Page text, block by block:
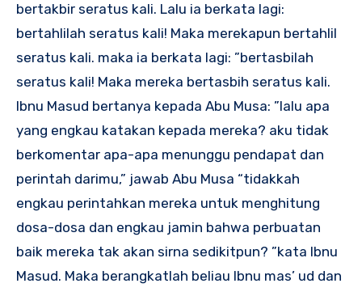
bertakbir seratus kali. Lalu ia berkata lagi:
bertahlilah seratus kali! Maka merekapun bertahlil
seratus kali. maka ia berkata lagi: ”bertasbilah
seratus kali! Maka mereka bertasbih seratus kali.
Ibnu Masud bertanya kepada Abu Musa: ”lalu apa
yang engkau katakan kepada mereka? aku tidak
berkomentar apa-apa menunggu pendapat dan
perintah darimu,” jawab Abu Musa “tidakkah
engkau perintahkan mereka untuk menghitung
dosa-dosa dan engkau jamin bahwa perbuatan
baik mereka tak akan sirna sedikitpun? ”kata Ibnu
Masud. Maka berangkatlah beliau Ibnu mas’ ud dan